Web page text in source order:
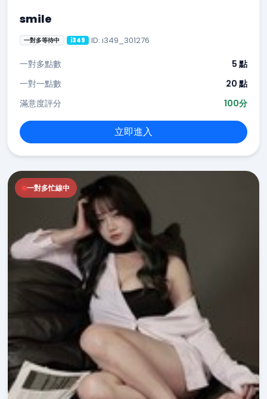
smile
一對多等待中 i349 ID: i349_301276
一對多點數
5 點
一對一點數
20 點
滿意度評分
100分
立即進入
一對多忙線中